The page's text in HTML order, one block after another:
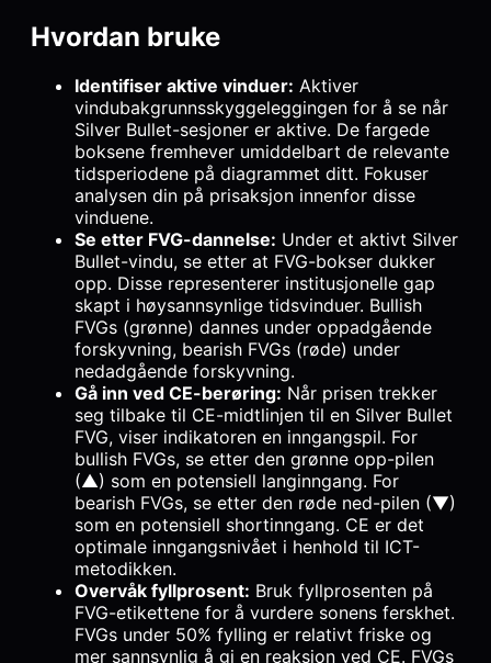
Hvordan bruke
Identifiser aktive vinduer: Aktiver
vindubakgrunnsskyggeleggingen for å se når
Silver Bullet-sesjoner er aktive. De fargede
boksene fremhever umiddelbart de relevante
tidsperiodene på diagrammet ditt. Fokuser
analysen din på prisaksjon innenfor disse
vinduene.
Se etter FVG-dannelse: Under et aktivt Silver
Bullet-vindu, se etter at FVG-bokser dukker
opp. Disse representerer institusjonelle gap
skapt i høysannsynlige tidsvinduer. Bullish
FVGs (grønne) dannes under oppadgående
forskyvning, bearish FVGs (røde) under
nedadgående forskyvning.
Gå inn ved CE-berøring: Når prisen trekker
seg tilbake til CE-midtlinjen til en Silver Bullet
FVG, viser indikatoren en inngangspil. For
bullish FVGs, se etter den grønne opp-pilen
(▲) som en potensiell langinngang. For
bearish FVGs, se etter den røde ned-pilen (▼)
som en potensiell shortinngang. CE er det
optimale inngangsnivået i henhold til ICT-
metodikken.
Overvåk fyllprosent: Bruk fyllprosenten på
FVG-etikettene for å vurdere sonens ferskhet.
FVGs under 50% fylling er relativt friske og
mer sannsynlig å gi en reaksjon ved CE. FVGs